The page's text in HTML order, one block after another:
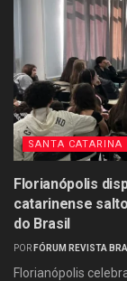
SANTA CATARINA
Florianópolis
catarinense
do Brasil
POR FÓRUM REVISTA
Florianópolis